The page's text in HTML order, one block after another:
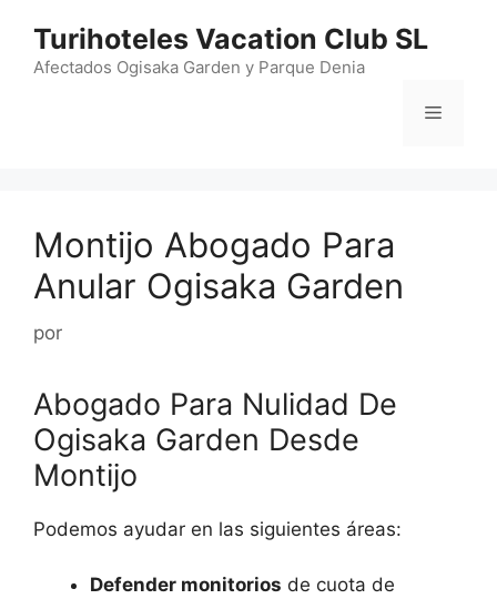
contenido
Turihoteles Vacation Club SL
Afectados Ogisaka Garden y Parque Denia
Menú
Montijo Abogado Para
Anular Ogisaka Garden
por
Abogado Para Nulidad De
Ogisaka Garden Desde
Montijo
Podemos ayudar en las siguientes áreas:
Defender monitorios de cuota de